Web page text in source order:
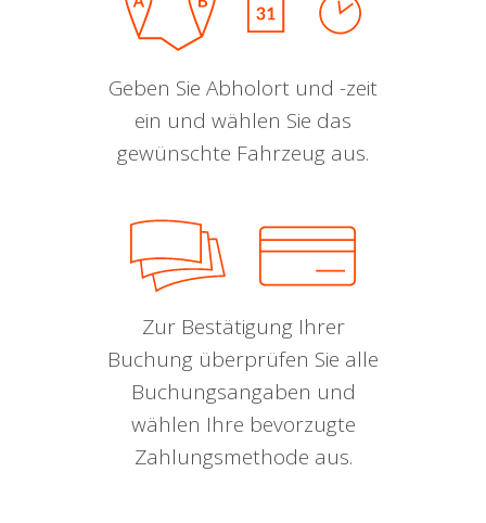
Geben Sie Abholort und -zeit
ein und wählen Sie das
gewünschte Fahrzeug aus.
Zur Bestätigung Ihrer
Buchung überprüfen Sie alle
Buchungsangaben und
wählen Ihre bevorzugte
Zahlungsmethode aus.